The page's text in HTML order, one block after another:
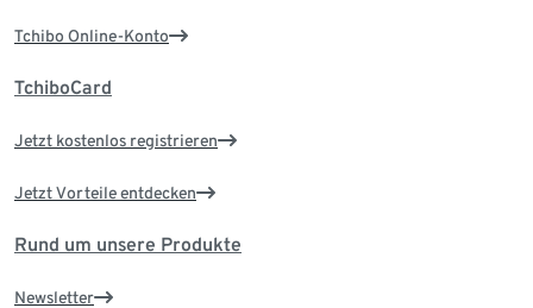
Tchibo Online-Konto
TchiboCard
Jetzt kostenlos registrieren
Jetzt Vorteile entdecken
Rund um unsere Produkte
Newsletter